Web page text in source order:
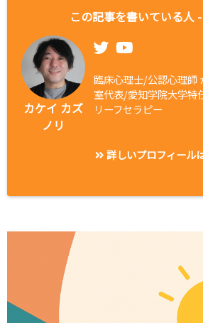
この記事を書いている人 -
カケイ カズ
ノリ
臨床心理士/公認心理師
室代表/愛知学院大学特
リーフセラピー
詳しいプロフィール